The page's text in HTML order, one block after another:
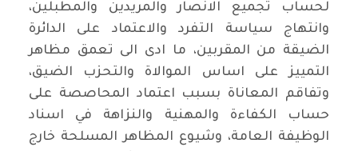
لحساب تجميع الانصار والمريدين والمطبلين،
وانتهاج سياسة التفرد والاعتماد على الدائرة
الضيقة من المقربين، ما ادى الى تعمق مظاهر
التمييز على اساس الموالاة والتحزب الضيق،
وتفاقم المعاناة بسبب اعتماد المحاصصة على
حساب الكفاءة والمهنية والنزاهة في اسناد
الوظيفة العامة، وشيوع المظاهر المسلحة خارج